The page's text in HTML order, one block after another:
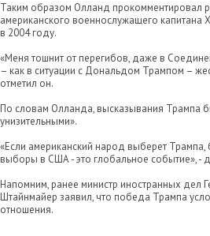
Таким образом Олланд прокомментировал
американского военнослужащего капитана
в 2004 году.
«Меня тошнит от перегибов, даже в
– как в ситуации с Дональдом Трампом –
отметил он.
По словам Олланда, высказывания Трампа
унизительными».
«Если американский народ выберет Трампа,
выборы в США - это глобальное событие», -
Напомним, ранее министр иностранных дел
Штайнмайер заявил, что победа Трампа
отношения.